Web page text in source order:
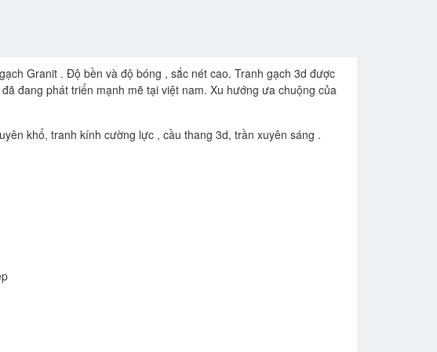
Granit . Độ bền và độ bóng , sắc nét cao. Tranh gạch 3d được
đang phát triển mạnh mẽ tại việt nam. Xu hướng ưa chuộng của
khổ, tranh kính cường lực , cầu thang 3d, trần xuyên sáng .